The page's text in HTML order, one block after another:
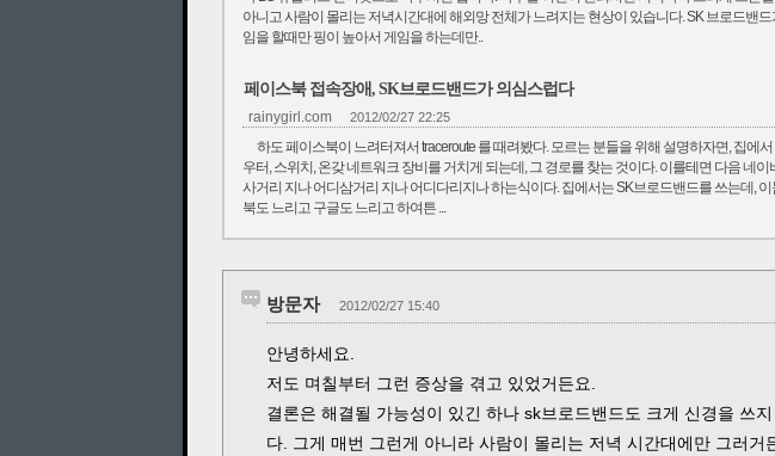
아니고 사람이 몰리는 저녁시간대에 해외망 전체가 느려지는 현상이 있습니다. SK 브로드밴
임을 할때만 핑이 높아서 게임을 하는데만..
페이스북 접속장애, SK브로드밴드가 의심스럽다
rainygirl.com 2012/02/27 22:25
하도 페이스북이 느려터져서 traceroute 를 때려봤다. 모르는 분들을 위해 설명하자면, 집에
우터, 스위치, 온갖 네트워크 장비를 거치게 되는데, 그 경로를 찾는 것이다. 이를테면 다음 네
사거리 지나 어디삼거리 지나 어디다리지나 하는식이다. 집에서는 SK브로드밴드를 쓰는데,
북도 느리고 구글도 느리고 하여튼 ...
방문자 2012/02/27 15:40
안녕하세요.
저도 며칠부터 그런 증상을 겪고 있었거든요.
결론은 해결될 가능성이 있긴 하나 sk브로드밴드도 크게 신경을 쓰
다. 그게 매번 그런게 아니라 사람이 몰리는 저녁 시간대에만 그러거